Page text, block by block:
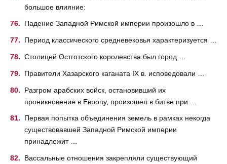
большое влияние:
Падение Западной Римской империи произошло в …
Период классического средневековья характеризуется …
Столицей Остготского королевства был город …
Правители Хазарского каганата IX в. исповедовали …
Разгром арабских войск, остановивший их
проникновение в Европу, произошел в битве при …
Первая попытка объединения земель в рамках некогда
существовавшей Западной Римской империи
принадлежит …
Вассальные отношения закрепляли существующий